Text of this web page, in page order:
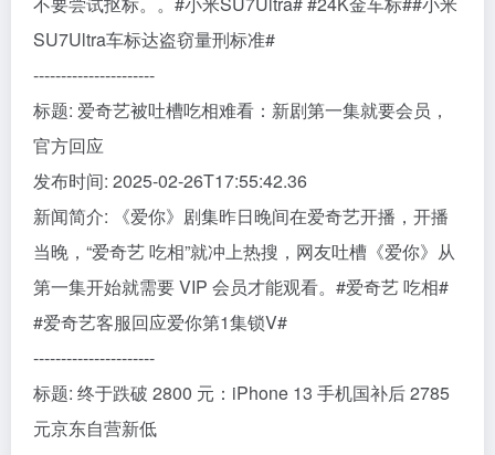
SU7Ultra车标达盗窃量刑标准#
----------------------
标题: 爱奇艺被吐槽吃相难看：新剧第一集就要会员，
官方回应
发布时间: 2025-02-26T17:55:42.36
新闻简介: 《爱你》剧集昨日晚间在爱奇艺开播，开播
当晚，“爱奇艺 吃相”就冲上热搜，网友吐槽《爱你》从
第一集开始就需要 VIP 会员才能观看。#爱奇艺 吃相#
#爱奇艺客服回应爱你第1集锁V#
----------------------
标题: 终于跌破 2800 元：iPhone 13 手机国补后 2785
元京东自营新低